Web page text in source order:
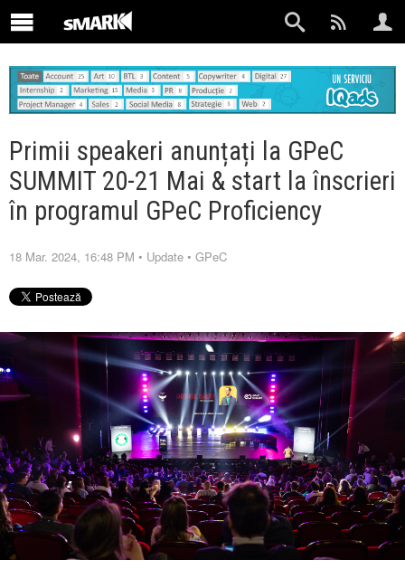
Primii speakeri anunțați la GPeC
SUMMIT 20-21 Mai & start la înscrieri
în programul GPeC Proficiency
18 Mar. 2024, 16:48 PM • Update • GPeC